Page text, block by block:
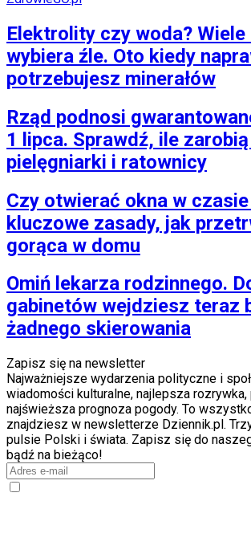
Elektrolity czy woda? Wiele
wybiera źle. Oto kiedy
potrzebujesz minerałów
Rząd podnosi
1 lipca. Sprawdź, ile
pielęgniarki i ratownicy
Czy otwierać okna w czasie
kluczowe zasady, jak
gorąca w domu
Omiń lekarza rodzinnego.
gabinetów wejdziesz teraz
żadnego skierowania
Zapisz się na newsletter
Najważniejsze wydarzenia polityczne i
wiadomości kulturalne, najlepsza
najświeższa prognoza pogody. To
znajdziesz w newsletterze Dziennik.pl.
pulsie Polski i świata. Zapisz się do
bądź na bieżąco!